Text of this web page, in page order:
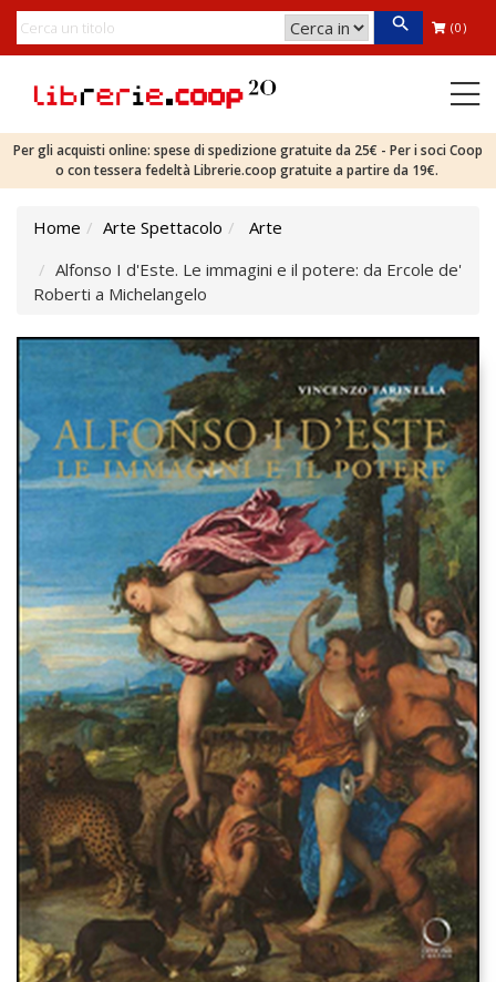
(0)
Per gli acquisti online: spese di spedizione gratuite da 25€ - Per i soci Coop
o con tessera fedeltà Librerie.coop gratuite a partire da 19€.
Home Arte Spettacolo
Arte
Alfonso I d'Este. Le immagini e il potere: da Ercole de'
Roberti a Michelangelo